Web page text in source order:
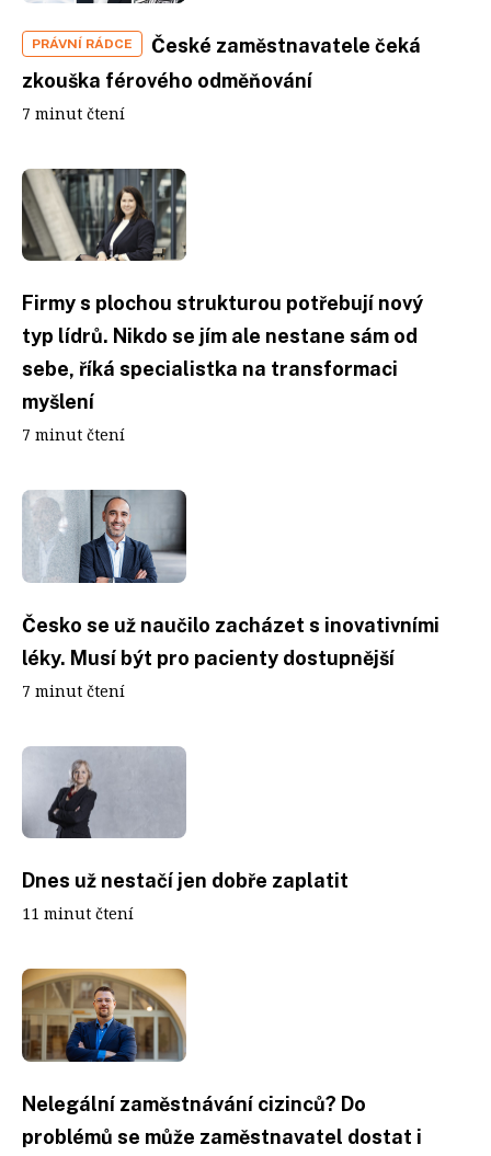
PRÁVNÍ RÁDCE
České zaměstnavatele čeká
zkouška férového odměňování
7 minut čtení
Firmy s plochou strukturou potřebují nový
typ lídrů. Nikdo se jím ale nestane sám od
sebe, říká specialistka na transformaci
myšlení
7 minut čtení
Česko se už naučilo zacházet s inovativními
léky. Musí být pro pacienty dostupnější
7 minut čtení
Dnes už nestačí jen dobře zaplatit
11 minut čtení
Nelegální zaměstnávání cizinců? Do
problémů se může zaměstnavatel dostat i